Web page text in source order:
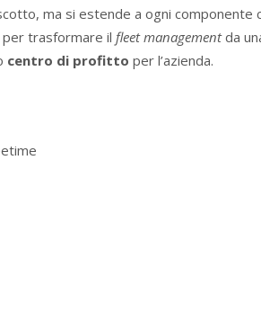
ma si estende a ogni componente
trasformare il fleet managementda
centro di profitto per l’azienda.